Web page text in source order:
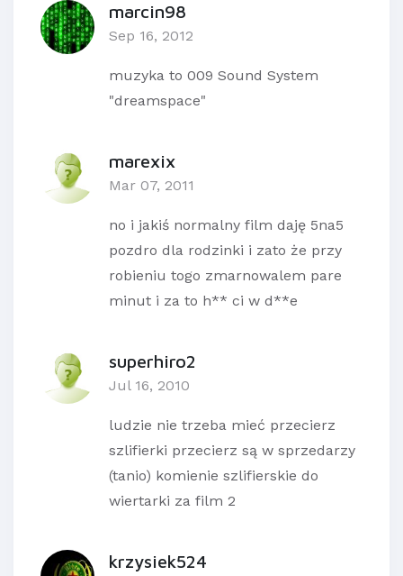
marcin98
Sep 16, 2012
muzyka to 009 Sound System
"dreamspace"
marexix
Mar 07, 2011
no i jakiś normalny film daję 5na5
pozdro dla rodzinki i zato że przy
robieniu togo zmarnowalem pare
minut i za to h** ci w d**e
superhiro2
Jul 16, 2010
ludzie nie trzeba mieć przecierz
szlifierki przecierz są w sprzedarzy
(tanio) komienie szlifierskie do
wiertarki za film 2
krzysiek524